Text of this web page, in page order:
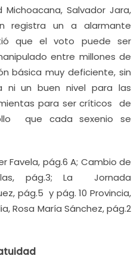
Salvador Jara,
registra un a alarmante
que el voto puede ser
entre millones de
básica muy deficiente, sin
ni un buen nivel para las
para ser críticos de
que cada sexenio se
Favela, pág.6 A; Cambio de
pág.3; La Jornada
pág.5 y pág. 10 Provincia,
Rosa María Sánchez, pág.2